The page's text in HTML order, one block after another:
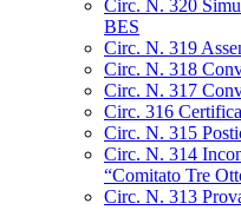
Circ. N. 320
BES
Circ. N. 319
Circ. N. 318
Circ. N. 317
Circ. 316
Circ. N. 315
Circ. N. 314
“Comitato Tre
Circ. N. 313